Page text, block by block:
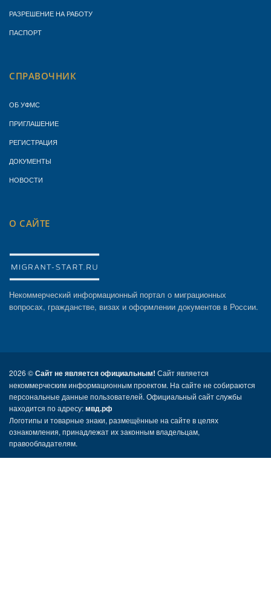
РАЗРЕШЕНИЕ НА РАБОТУ
ПАСПОРТ
СПРАВОЧНИК
ОБ УФМС
ПРИГЛАШЕНИЕ
РЕГИСТРАЦИЯ
ДОКУМЕНТЫ
НОВОСТИ
О САЙТЕ
Некоммерческий информационный портал о миграционных
вопросах, гражданстве, визах и оформлении документов в России.
2026 ©Сайт не является официальным! Сайт является
некоммерческим информационным проектом. На сайте не собираются
персональные данные пользователей. Официальный сайт службы
находится по адресу:мвд.рф
Логотипы и товарные знаки, размещённые на сайте в целях
ознакомления, принадлежат их законным владельцам,
правообладателям.